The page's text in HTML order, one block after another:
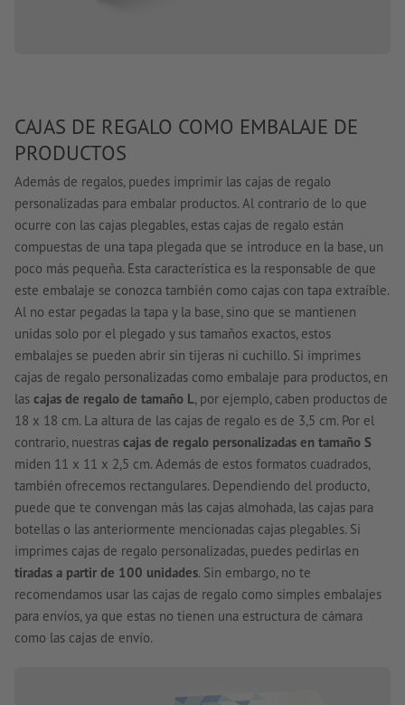
CAJAS DE REGALO COMO EMBALAJE DE
PRODUCTOS
Además de regalos, puedes imprimir las cajas de regalo
personalizadas para embalar productos. Al contrario de lo que
ocurre con las cajas plegables, estas cajas de regalo están
compuestas de una tapa plegada que se introduce en la base, un
poco más pequeña. Esta característica es la responsable de que
este embalaje se conozca también como cajas con tapa extraíble.
Al no estar pegadas la tapa y la base, sino que se mantienen
unidas solo por el plegado y sus tamaños exactos, estos
embalajes se pueden abrir sin tijeras ni cuchillo. Si imprimes
cajas de regalo personalizadas como embalaje para productos, en
las cajas de regalo de tamaño L, por ejemplo, caben productos de
18 x 18 cm. La altura de las cajas de regalo es de 3,5 cm. Por el
contrario, nuestras cajas de regalo personalizadas en tamaño S
miden 11 x 11 x 2,5 cm. Además de estos formatos cuadrados,
también ofrecemos rectangulares. Dependiendo del producto,
puede que te convengan más las cajas almohada, las cajas para
botellas o las anteriormente mencionadas cajas plegables. Si
imprimes cajas de regalo personalizadas, puedes pedirlas en
tiradas a partir de 100 unidades. Sin embargo, no te
recomendamos usar las cajas de regalo como simples embalajes
para envíos, ya que estas no tienen una estructura de cámara
como las cajas de envío.